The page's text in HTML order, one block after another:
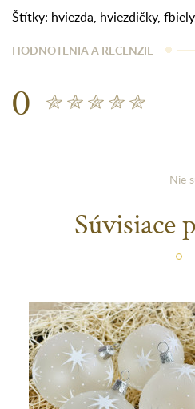
Štítky: hviezda, hviezdičky, fbiely
HODNOTENIA A RECENZIE
0
Nie
Súvisiace